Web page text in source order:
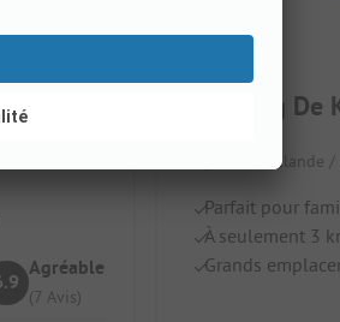
Agréable
(7 Avis)
Camping
Pays-Bas / Zélande
Parfait pour
À seulement 3
Grands